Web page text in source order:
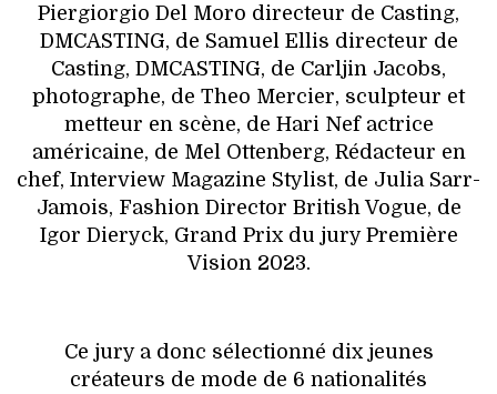
Piergiorgio Del Moro directeur de Casting,
DMCASTING, de Samuel Ellis directeur de
Casting, DMCASTING, de Carljin Jacobs,
photographe, de Theo Mercier, sculpteur et
metteur en scène, de Hari Nef actrice
américaine, de Mel Ottenberg, Rédacteur en
chef, Interview Magazine Stylist, de Julia Sarr-
Jamois, Fashion Director British Vogue, de
Igor Dieryck, Grand Prix du jury Première
Vision 2023.
Ce jury a donc sélectionné dix jeunes
créateurs de mode de 6 nationalités